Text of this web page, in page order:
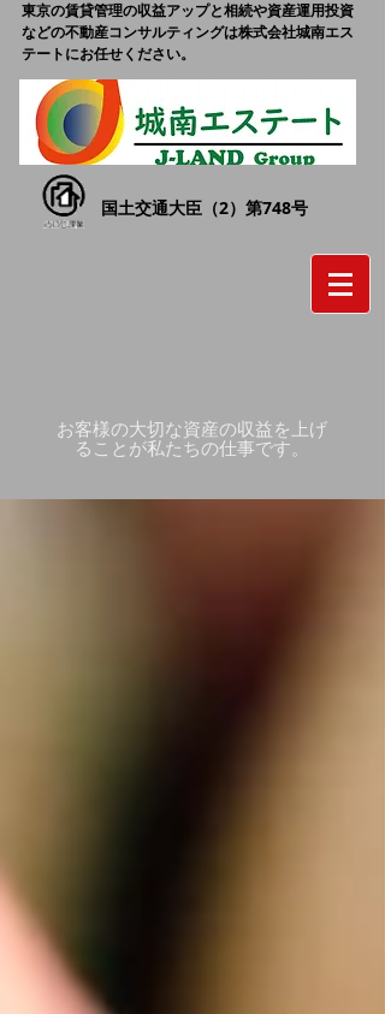
東京の賃貸管理の収益アップと相続や資産運用投資
などの不動産コンサルティングは株式会社城南エス
テートにお任せください。
国土交通大臣（2）第748号
お客様の大切な資産の収益を上げ
ることが私たちの仕事です。